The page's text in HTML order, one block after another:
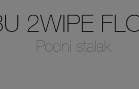
2WIPE
Podni stalak